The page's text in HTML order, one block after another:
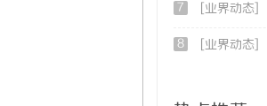
7 [业界动态]
8 [业界动态]